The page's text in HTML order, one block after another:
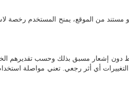
من الموقع، يمنح المستخدم رخصة
دون إشعار مسبق بذلك وحسب تقديرهم
أي أثر رجعي. تعني مواصلة استخدام